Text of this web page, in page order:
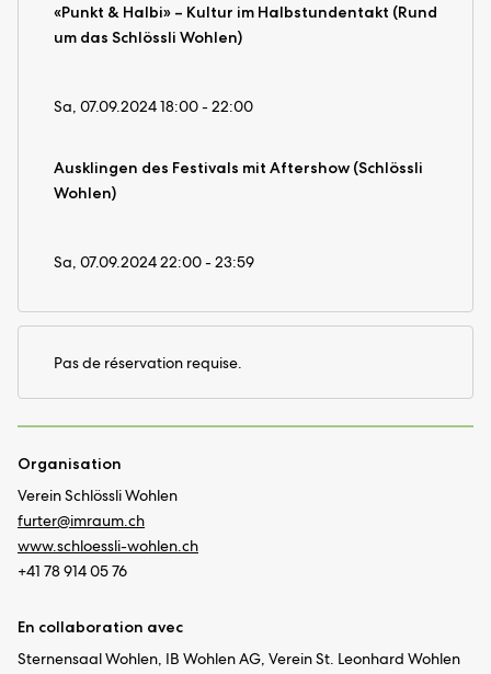
«Punkt & Halbi» – Kultur im Halbstundentakt (Rund
um das Schlössli Wohlen)
Sa, 07.09.2024 18:00 - 22:00
Ausklingen des Festivals mit Aftershow (Schlössli
Wohlen)
Sa, 07.09.2024 22:00 - 23:59
Pas de réservation requise.
Organisation
Verein Schlössli Wohlen
furter@imraum.ch
www.schloessli-wohlen.ch
+41 78 914 05 76
En collaboration avec
Sternensaal Wohlen, IB Wohlen AG, Verein St. Leonhard Wohlen